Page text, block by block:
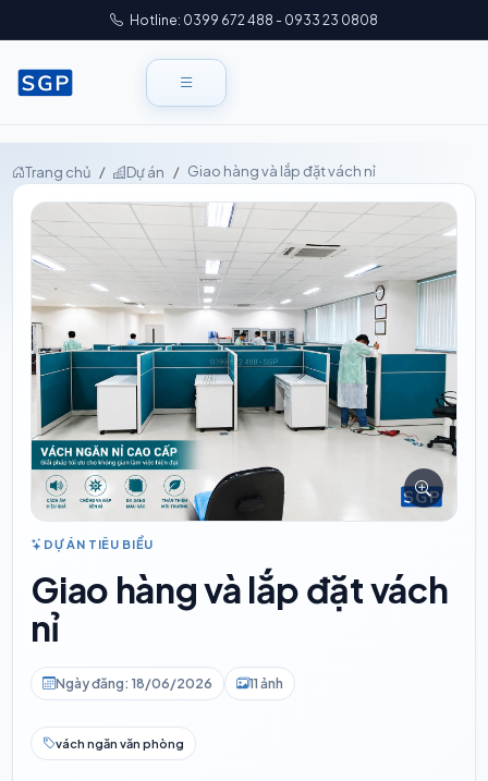
Hotline: 0399 672 488 - 0933 23 0808
Trang chủ Dự án Giao hàng và lắp đặt vách nỉ
DỰ ÁN TIÊU BIỂU
Giao hàng và lắp đặt vách
nỉ
Ngày đăng: 18/06/2026 11 ảnh
vách ngăn văn phòng